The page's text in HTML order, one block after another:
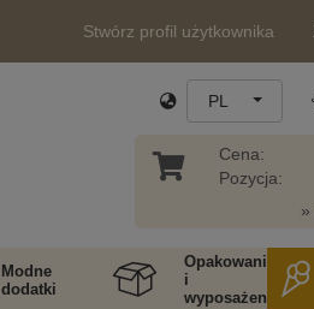
Stwórz profil użytkownika
PL
Cena:
Pozycja:
Modne
dodatki
Opakowania
i
wyposażenie